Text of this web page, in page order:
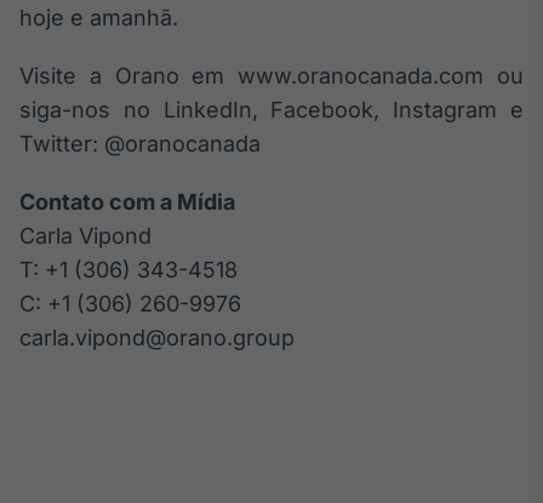
hoje e amanhã.
Visite a Orano em www.oranocanada.com ou
siga-nos no LinkedIn, Facebook, Instagram e
Twitter: @oranocanada
Contato com a Mídia
Carla Vipond
T: +1 (306) 343-4518
C: +1 (306) 260-9976
carla.vipond@orano.group